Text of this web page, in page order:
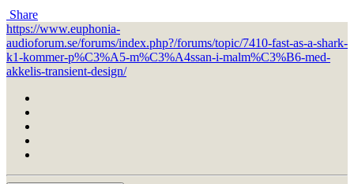
Share
https://www.euphonia-
audioforum.se/forums/index.php?/forums/topic/7410-fast-as-a-shark-
k1-kommer-p%C3%A5-m%C3%A4ssan-i-malm%C3%B6-med-
akkelis-transient-design/